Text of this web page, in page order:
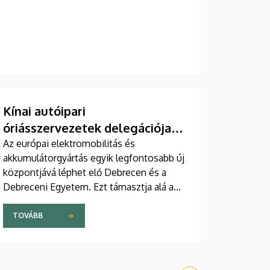
Kínai autóipari
óriásszervezetek delegációja a
Debreceni Egyetemen
Az európai elektromobilitás és
akkumulátorgyártás egyik legfontosabb új
központjává léphet elő Debrecen és a
Debreceni Egyetem. Ezt támasztja alá az
a csütörtöki találkozó is, mely során
magas rangú kínai delegációt fogadtak az
intézmény vezetői a Főépület Rektori
TOVÁBB